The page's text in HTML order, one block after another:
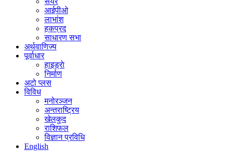
आईपीओ
लाभांश
हकप्रद
साधारण सभा
अर्थवाणिज्य
पूर्वाधार
हाइड्राे
निर्माण
अटो प्लस
विविध
मनोरञ्जन
अन्तराष्ट्रिय
खेलकुद
राशिफल
विज्ञान प्रविधि
English